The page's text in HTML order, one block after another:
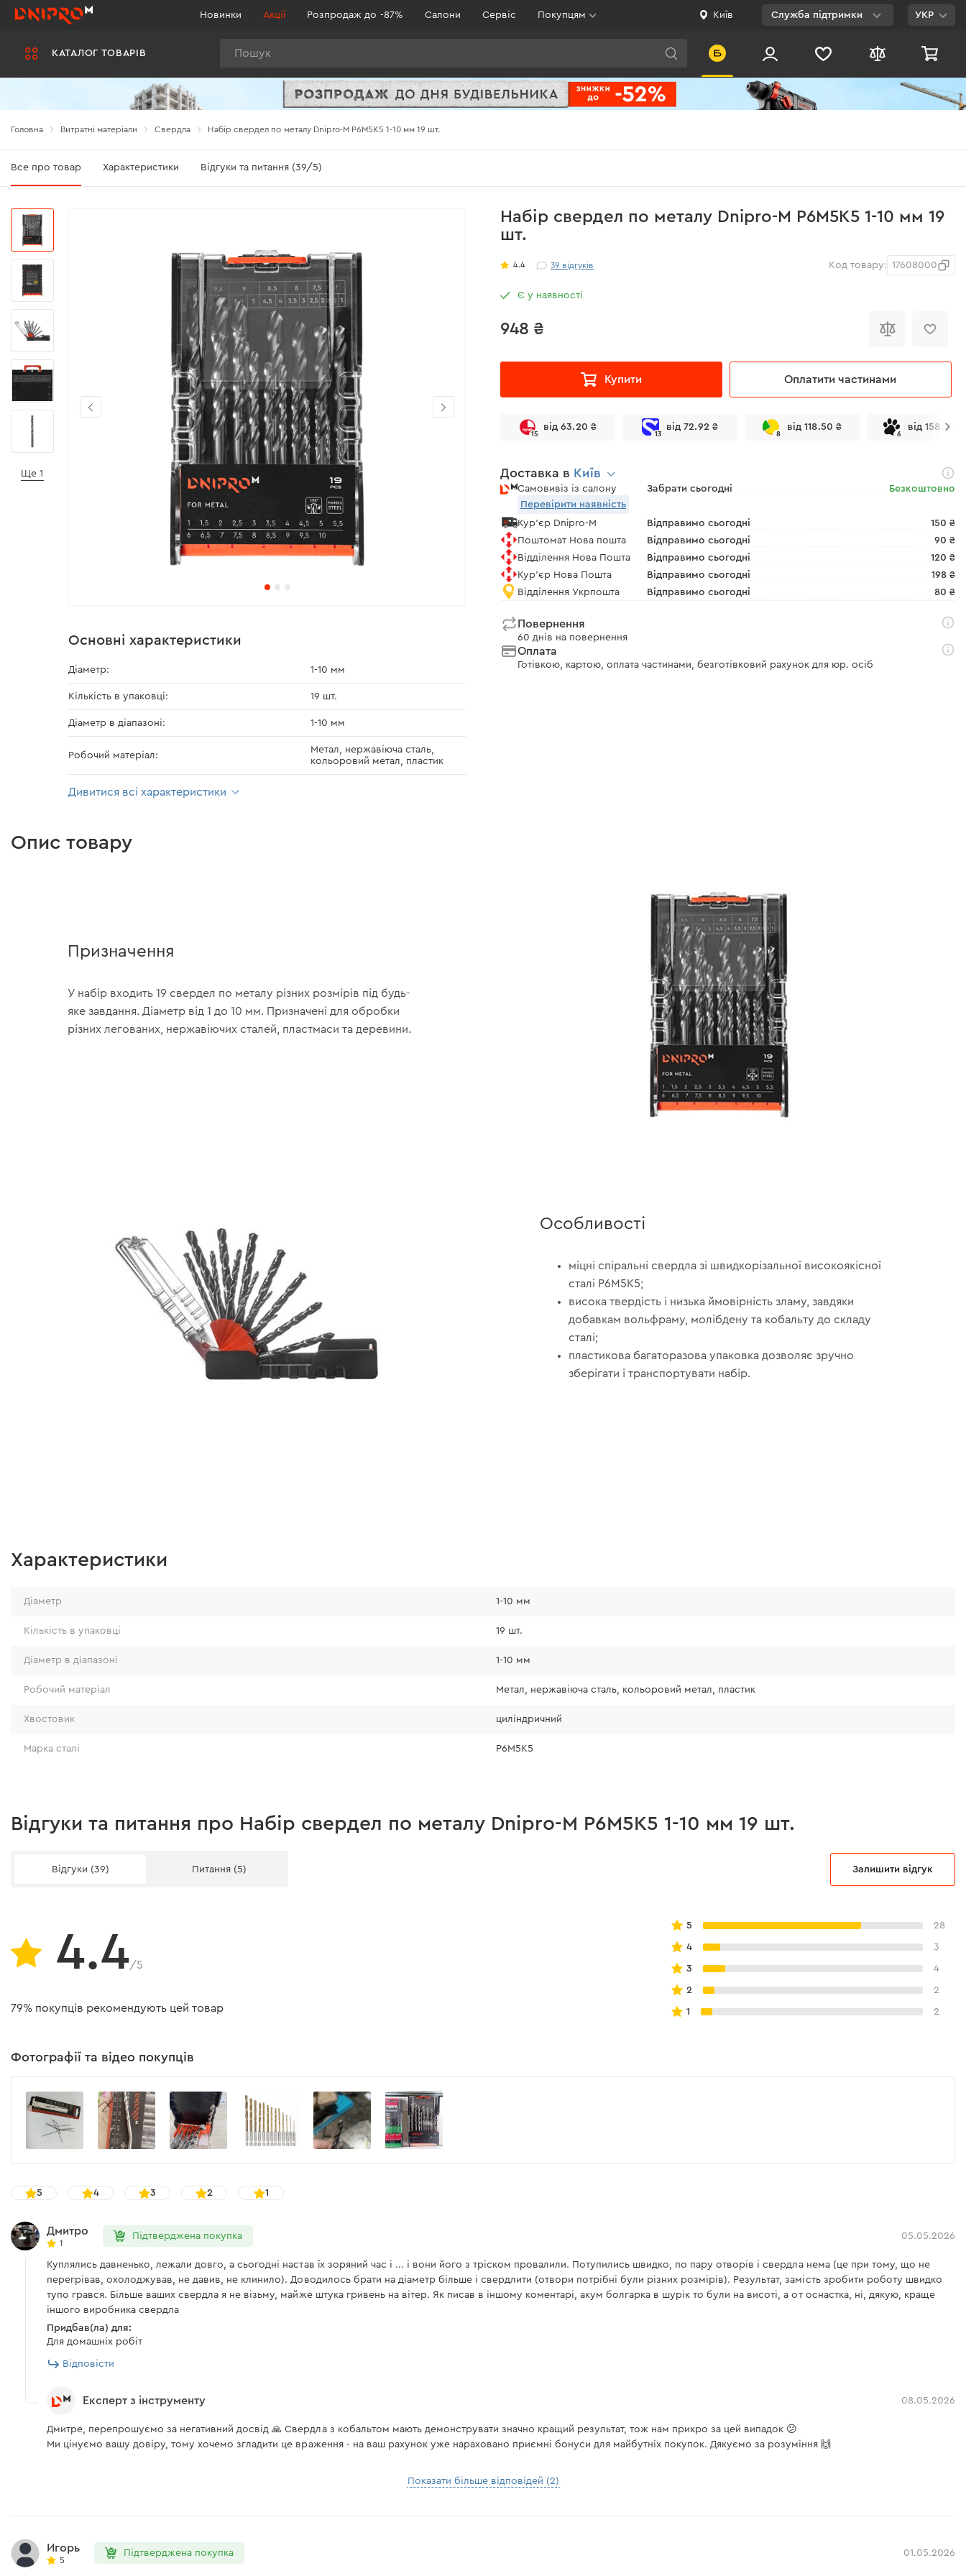
КАТАЛОГ ТОВАРІВ
Новинки Акції Розпродаж до -87% Салони Сервіс Покупцям Київ Служба підтримки
Viber
0 800 200 500
УКР
Головна Витратні матеріали Свердла Набір свердел по металу Dnipro-M Р6М5К5 1-10 мм 19 шт.
Все про товар Характеристики Відгуки та питання (39/5)
Набір свердел по металу Dnipro-M Р6М5К5 1-10 мм 19
шт.
4.4 39 відгуків Код товару: 17608000
Є у наявності
948 ₴
Купити Оплатити частинами
15
від 63.20 ₴
13
від 72.92 ₴
8
від 118.50 ₴
6
від 158.00 ₴
Доставка в Київ
Самовивіз із салону Забрати сьогодні
Безкоштовно
Перевірити наявність
Кур'єр Dnipro-M
Відправимо сьогодні
150 ₴
Поштомат Нова пошта
Відправимо сьогодні
90 ₴
Відділення Нова Пошта
Відправимо сьогодні
120 ₴
Кур'єр Нова Пошта
Відправимо сьогодні
198 ₴
Відділення Укрпошта
Відправимо сьогодні 80 ₴
Повернення
60 днів на повернення
Оплата
Готівкою, картою, оплата частинами, безготівковий рахунок для юр. осіб
Ще 1
Основні характеристики
Діаметр: 1-10 мм
Кількість в упаковці: 19 шт.
Діаметр в діапазоні: 1-10 мм
Робочий матеріал:
Метал, нержавіюча сталь,
кольоровий метал, пластик
Дивитися всі характеристики
Опис товару
Призначення
У набір входить 19 свердел по металу різних розмірів під будь-
яке завдання. Діаметр від 1 до 10 мм. Призначені для обробки
різних легованих, нержавіючих сталей, пластмаси та деревини.
Особливості
міцні спіральні свердла зі швидкорізальної високоякісної
сталі Р6М5К5;
висока твердість і низька ймовірність зламу, завдяки
добавкам вольфраму, молібдену та кобальту до складу
сталі;
пластикова багаторазова упаковка дозволяє зручно
зберігати і транспортувати набір.
Характеристики
Діаметр 1-10 мм
Кількість в упаковці 19 шт.
Діаметр в діапазоні 1-10 мм
Робочий матеріал Метал, нержавіюча сталь, кольоровий метал, пластик
Хвостовик циліндричний
Марка сталі Р6М5К5
Відгуки та питання про Набір свердел по металу Dnipro-M Р6М5К5 1-10 мм 19 шт.
Відгуки (39) Питання (5) Залишити відгук
4.4/5
79% покупців рекомендують цей товар
5 28
4 3
3 4
2 2
1 2
Фотографії та відео покупців
5 4 3 2 1
Дмитро
1
Підтверджена покупка 05.05.2026
Куплялись давненько, лежали довго, а сьогодні настав їх зоряний час і ... і вони його з тріском провалили. Потупились швидко, по пару отворів і свердла нема (це при тому, що не
перегрівав, охолоджував, не давив, не клинило). Доводилось брати на діаметр більше і свердлити (отвори потрібні були різних розмірів). Результат, замість зробити роботу швидко
тупо грався. Більше ваших свердла я не візьму, майже штука гривень на вітер. Як писав в іншому коментарі, акум болгарка в шурік то були на висоті, а от оснастка, ні, дякую, краще
іншого виробника свердла
Придбав(ла) для:
Для домашніх робіт
Відповісти
Експерт з інструменту 08.05.2026
Дмитре, перепрошуємо за негативний досвід 🙏 Свердла з кобальтом мають демонструвати значно кращий результат, тож нам прикро за цей випадок 😕
Ми цінуємо вашу довіру, тому хочемо згладити це враження - на ваш рахунок уже нараховано приємні бонуси для майбутніх покупок. Дякуємо за розуміння 🙌
Показати більше відповідей (2)
Игорь
5
Підтверджена покупка 01.05.2026